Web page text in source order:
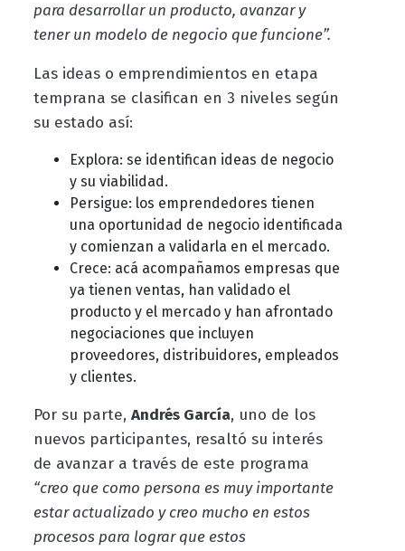
para desarrollar un producto, avanzar y
tener un modelo de negocio que funcione”.
Las ideas o emprendimientos en etapa
temprana se clasifican en 3 niveles según
su estado así:
Explora: se identifican ideas de negocio
y su viabilidad.
Persigue: los emprendedores tienen
una oportunidad de negocio identificada
y comienzan a validarla en el mercado.
Crece: acá acompañamos empresas que
ya tienen ventas, han validado el
producto y el mercado y han afrontado
negociaciones que incluyen
proveedores, distribuidores, empleados
y clientes.
Por su parte, Andrés García, uno de los
nuevos participantes, resaltó su interés
de avanzar a través de este programa
“creo que como persona es muy importante
estar actualizado y creo mucho en estos
procesos para lograr que estos